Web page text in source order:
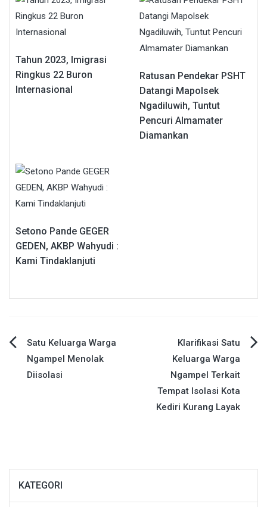
Tahun 2023, Imigrasi
Ringkus 22 Buron
Internasional
Ratusan Pendekar PSHT
Datangi Mapolsek
Ngadiluwih, Tuntut
Pencuri Almamater
Diamankan
Setono Pande GEGER
GEDEN, AKBP Wahyudi :
Kami Tindaklanjuti
Navigasi
pos
Satu Keluarga Warga
Ngampel Menolak
Diisolasi
Klarifikasi Satu
Keluarga Warga
Ngampel Terkait
Tempat Isolasi Kota
Kediri Kurang Layak
KATEGORI